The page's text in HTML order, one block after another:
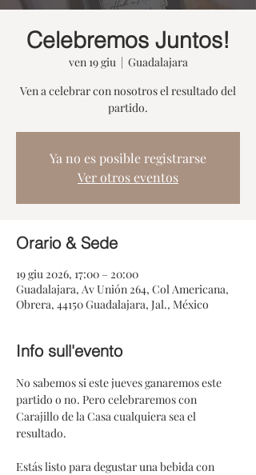
Celebremos Juntos!
ven 19 giu
  |
Guadalajara
Ven a celebrar con nosotros el resultado del
partido.
Ya no es posible registrarse
Ver otros eventos
Orario & Sede
19 giu 2026, 17:00 – 20:00
Guadalajara, Av Unión 264, Col Americana,
Obrera, 44150 Guadalajara, Jal., México
Info sull'evento
No sabemos si este jueves ganaremos este
partido o no. Pero celebraremos con
Carajillo de la Casa cualquiera sea el
resultado.
Estás listo para degustar una bebida con